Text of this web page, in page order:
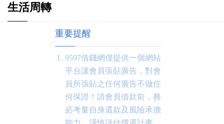
生活周轉
重要提醒
9597借錢網僅提供一個網站
平台讓會員張貼廣告，對會
員所張貼之任何廣告不做任
何保證！請會員借款前，務
必考量自身還款及風險承擔